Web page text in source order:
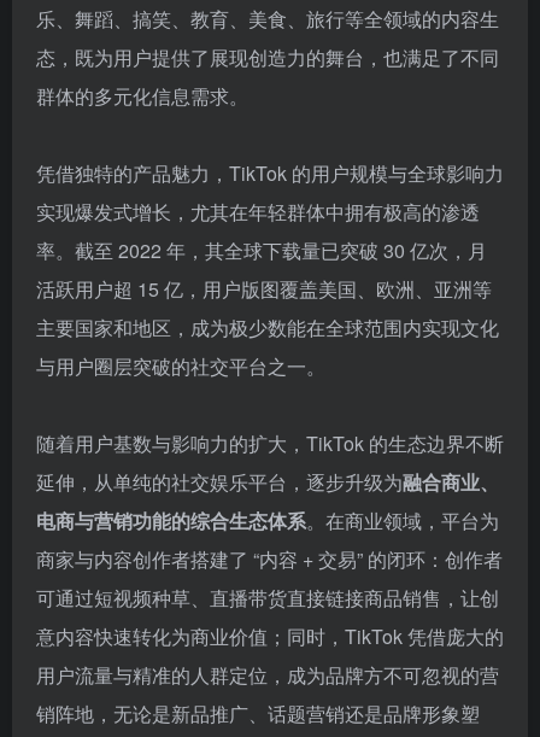
乐、舞蹈、搞笑、教育、美食、旅行等全领域的内容生
态，既为用户提供了展现创造力的舞台，也满足了不同
群体的多元化信息需求。
凭借独特的产品魅力，TikTok 的用户规模与全球影响力
实现爆发式增长，尤其在年轻群体中拥有极高的渗透
率。截至 2022 年，其全球下载量已突破 30 亿次，月
活跃用户超 15 亿，用户版图覆盖美国、欧洲、亚洲等
主要国家和地区，成为极少数能在全球范围内实现文化
与用户圈层突破的社交平台之一。
随着用户基数与影响力的扩大，TikTok 的生态边界不断
延伸，从单纯的社交娱乐平台，逐步升级为融合商业、
电商与营销功能的综合生态体系。在商业领域，平台为
商家与内容创作者搭建了 “内容 + 交易” 的闭环：创作者
可通过短视频种草、直播带货直接链接商品销售，让创
意内容快速转化为商业价值；同时，TikTok 凭借庞大的
用户流量与精准的人群定位，成为品牌方不可忽视的营
销阵地，无论是新品推广、话题营销还是品牌形象塑